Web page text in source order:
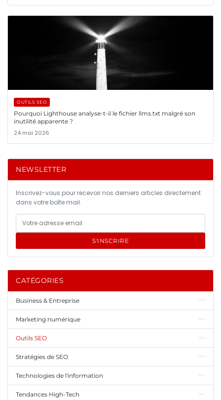
OUTILS SEO
Pourquoi Lighthouse analyse-t-il le fichier llms.txt malgré son
inutilité apparente ?
24 mai 2026
NEWSLETTER
Inscrivez-vous pour recevoir nos derniers articles directement
dans votre boîte mail.
S'INSCRIRE
CATÉGORIES
Business & Entreprise
Marketing numérique
Outils SEO
Stratégies de SEO
Technologies de l'information
Tendances High-Tech